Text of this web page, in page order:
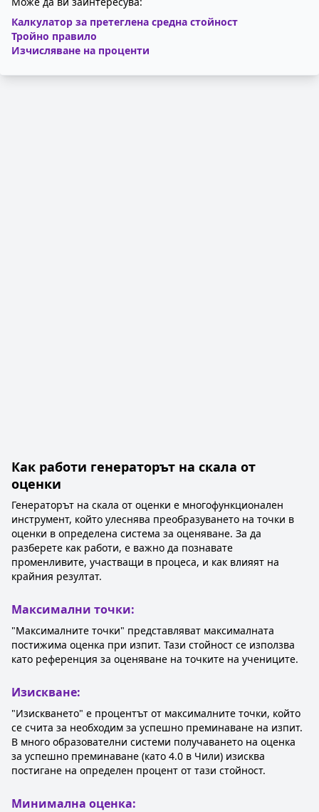
Калкулатор за претеглена средна стойност
Тройно правило
Изчисляване на проценти
Как работи генераторът на скала от
оценки
Генераторът на скала от оценки е многофункционален
инструмент, който улеснява преобразуването на точки в
оценки в определена система за оценяване. За да
разберете как работи, е важно да познавате
променливите, участващи в процеса, и как влияят на
крайния резултат.
Максимални точки:
"Максималните точки" представляват максималната
постижима оценка при изпит. Тази стойност се използва
като референция за оценяване на точките на учениците.
Изискване:
"Изискването" е процентът от максималните точки, който
се счита за необходим за успешно преминаване на изпит.
В много образователни системи получаването на оценка
за успешно преминаване (като 4.0 в Чили) изисква
постигане на определен процент от тази стойност.
Минимална оценка: